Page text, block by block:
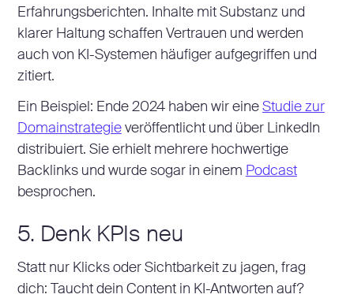
Erfahrungsberichten. Inhalte mit Substanz und
klarer Haltung schaffen Vertrauen und werden
auch von KI-Systemen häufiger aufgegriffen und
zitiert.
Ein Beispiel: Ende 2024 haben wir eine Studie zur
Domainstrategieveröffentlicht und über LinkedIn
distribuiert. Sie erhielt mehrere hochwertige
Backlinks und wurde sogar in einem Podcast
besprochen.
5. Denk KPIs neu
Statt nur Klicks oder Sichtbarkeit zu jagen, frag
dich: Taucht dein Content in KI-Antworten auf?